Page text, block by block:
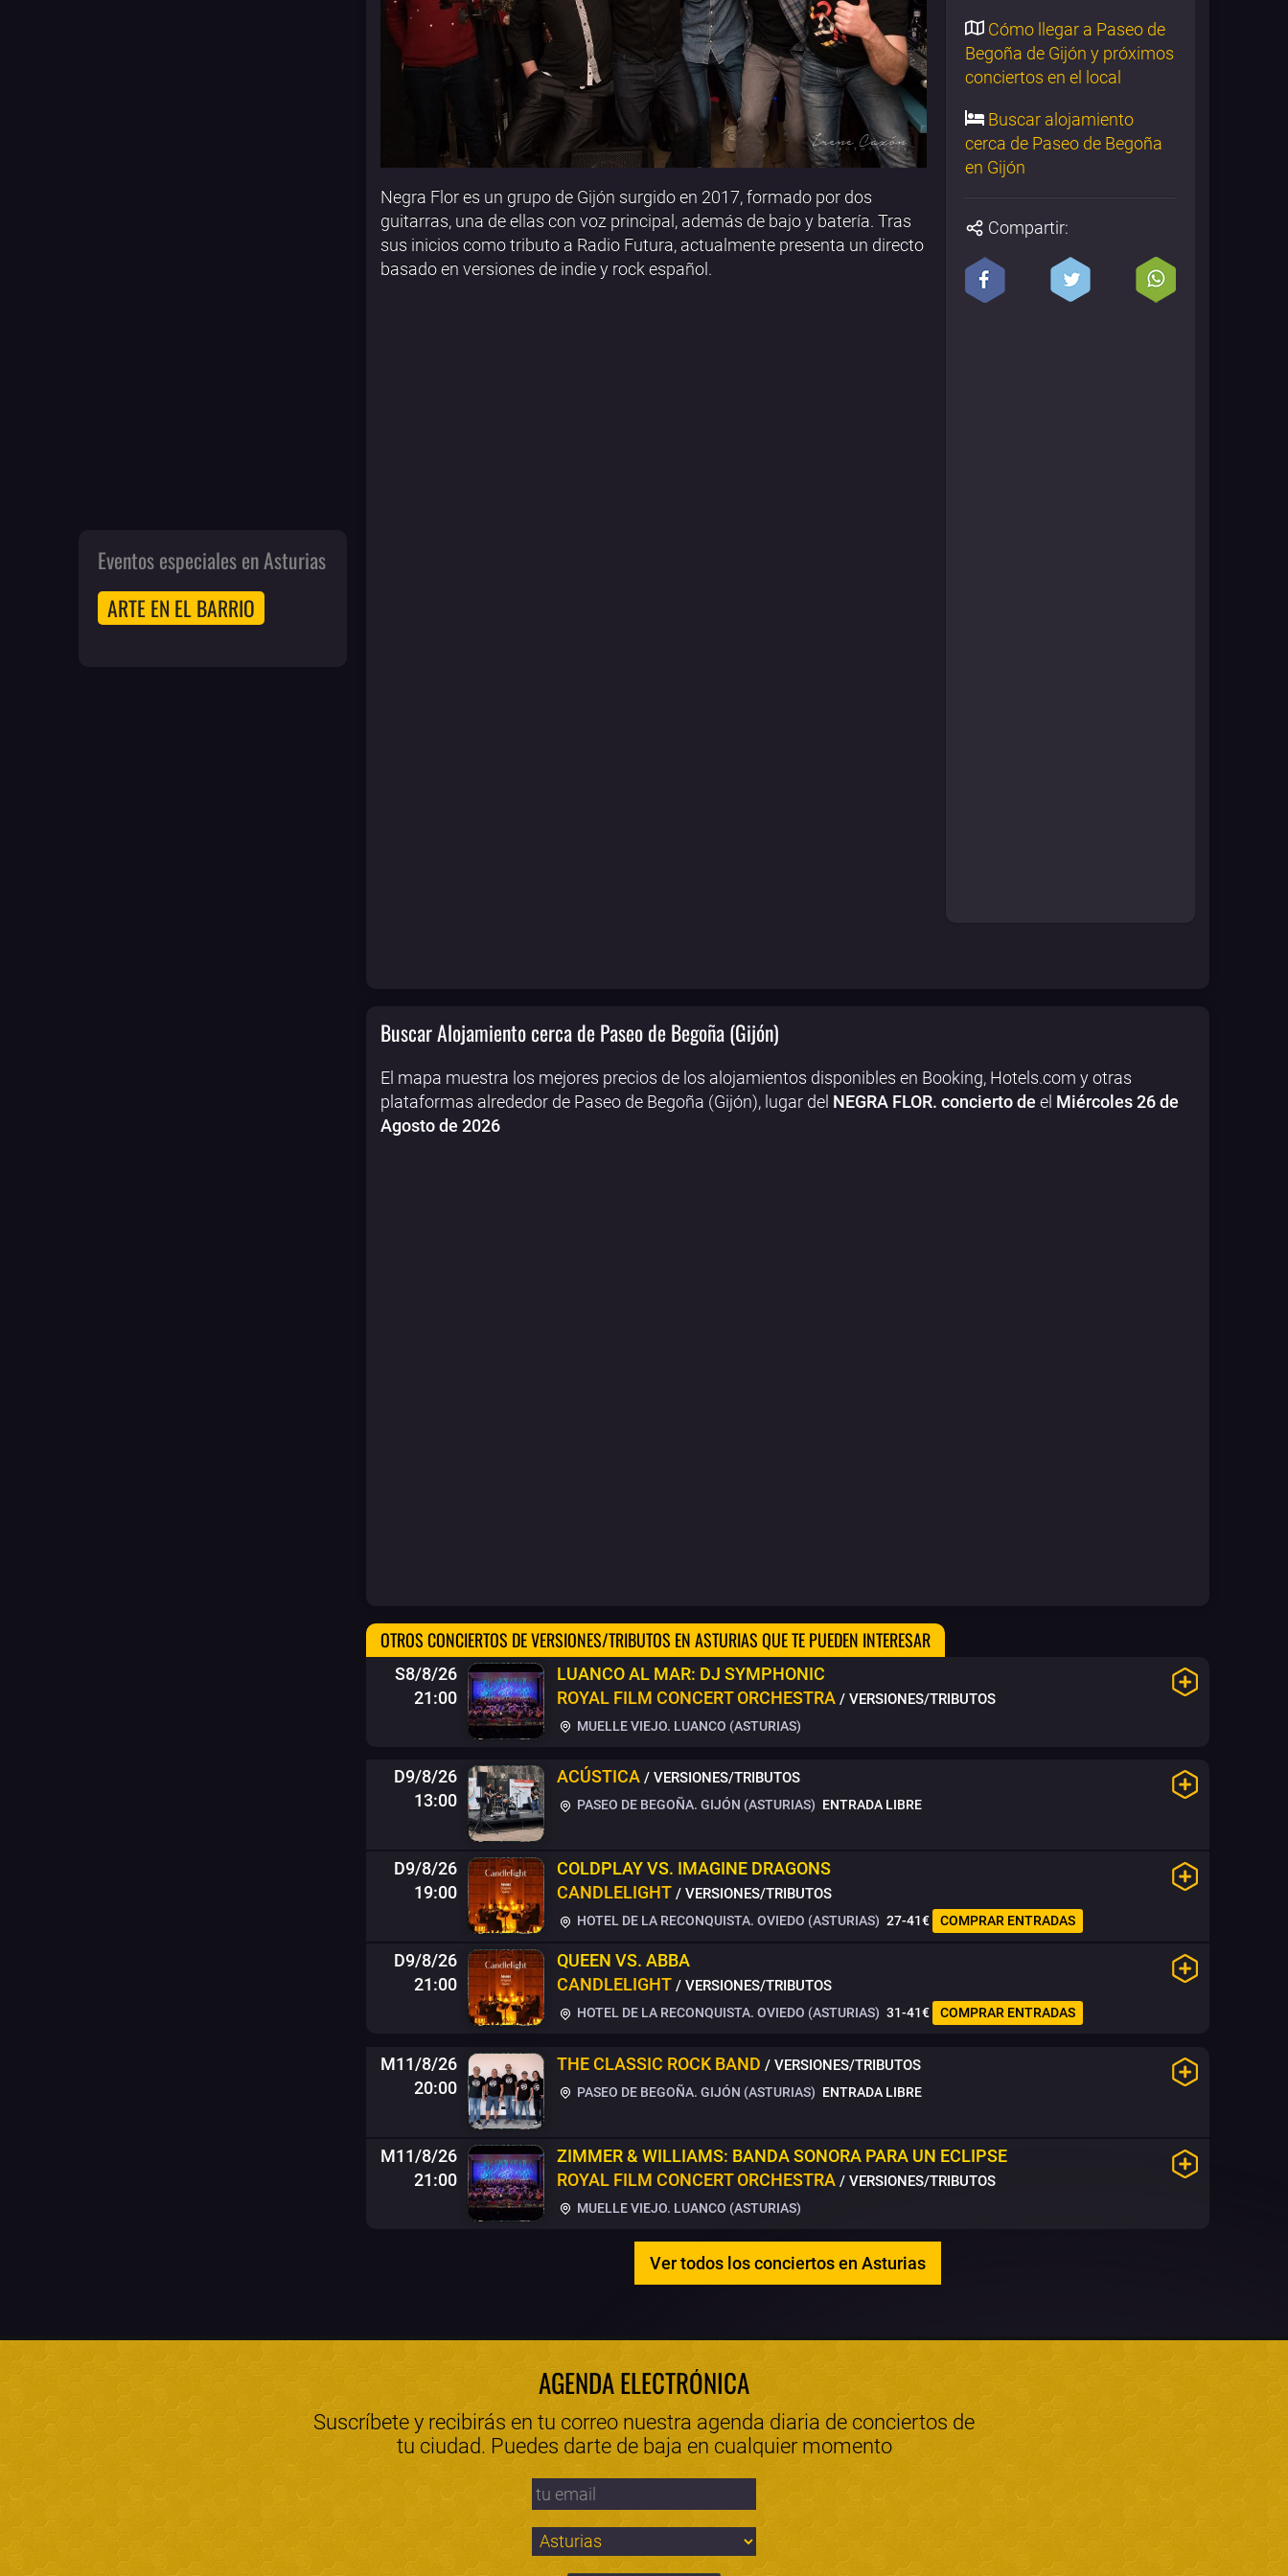
Cómo llegar a Paseo de
Begoña de Gijón y próximos
conciertos en el local
Buscar alojamiento
cerca de Paseo de Begoña
en Gijón
Compartir:
Negra Flor es un grupo de Gijón surgido en 2017, formado por dos
guitarras, una de ellas con voz principal, además de bajo y batería. Tras
sus inicios como tributo a Radio Futura, actualmente presenta un directo
basado en versiones de indie y rock español.
Buscar Alojamiento cerca de Paseo de Begoña (Gijón)
El mapa muestra los mejores precios de los alojamientos disponibles en Booking, Hotels.com y otras
plataformas alrededor de Paseo de Begoña (Gijón), lugar del NEGRA FLOR. concierto de el Miércoles 26 de
Agosto de 2026
OTROS CONCIERTOS DE VERSIONES/TRIBUTOS EN ASTURIAS QUE TE PUEDEN INTERESAR
S8/8/26
21:00
LUANCO AL MAR: DJ SYMPHONIC
ROYAL FILM CONCERT ORCHESTRA / VERSIONES/TRIBUTOS
MUELLE VIEJO. LUANCO (ASTURIAS)
D9/8/26
13:00
ACÚSTICA / VERSIONES/TRIBUTOS
PASEO DE BEGOÑA. GIJÓN (ASTURIAS) ENTRADA LIBRE
D9/8/26
19:00
COLDPLAY VS. IMAGINE DRAGONS
CANDLELIGHT / VERSIONES/TRIBUTOS
HOTEL DE LA RECONQUISTA. OVIEDO (ASTURIAS) 27-41€ COMPRAR ENTRADAS
D9/8/26
21:00
QUEEN VS. ABBA
CANDLELIGHT / VERSIONES/TRIBUTOS
HOTEL DE LA RECONQUISTA. OVIEDO (ASTURIAS) 31-41€ COMPRAR ENTRADAS
M11/8/26
20:00
THE CLASSIC ROCK BAND / VERSIONES/TRIBUTOS
PASEO DE BEGOÑA. GIJÓN (ASTURIAS) ENTRADA LIBRE
M11/8/26
21:00
ZIMMER & WILLIAMS: BANDA SONORA PARA UN ECLIPSE
ROYAL FILM CONCERT ORCHESTRA / VERSIONES/TRIBUTOS
MUELLE VIEJO. LUANCO (ASTURIAS)
Ver todos los conciertos en Asturias
Eventos especiales en Asturias
ARTE EN EL BARRIO
AGENDA ELECTRÓNICA
Suscríbete y recibirás en tu correo nuestra agenda diaria de conciertos de
tu ciudad. Puedes darte de baja en cualquier momento